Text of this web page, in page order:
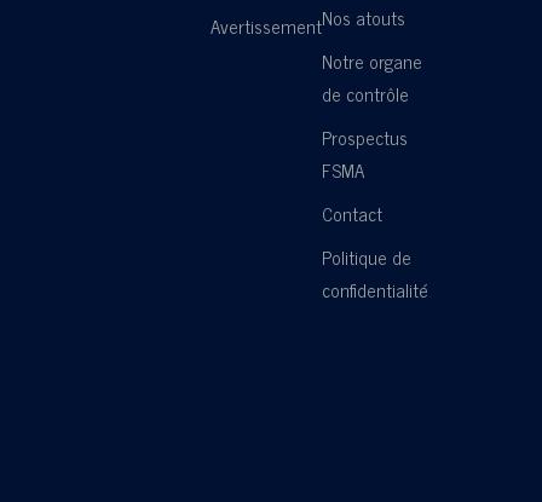
AvertissementNos atouts
Notre organe
de contrôle
Prospectus
FSMA
Contact
Politique de
confidentialité